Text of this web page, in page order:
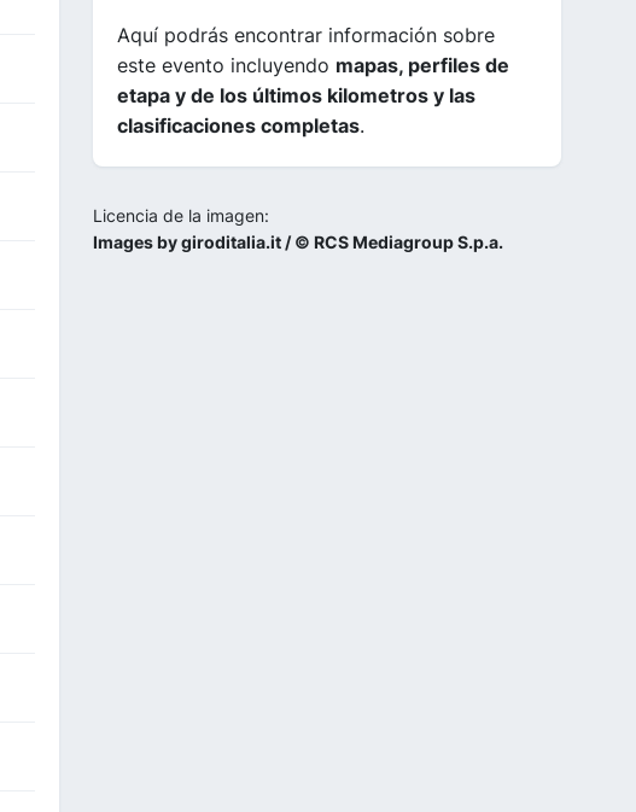
Aquí podrás encontrar información sobre
este evento incluyendo mapas, perfiles de
etapa y de los últimos kilometros y las
clasificaciones completas.
Licencia de la imagen:
Images by giroditalia.it / © RCS Mediagroup S.p.a.